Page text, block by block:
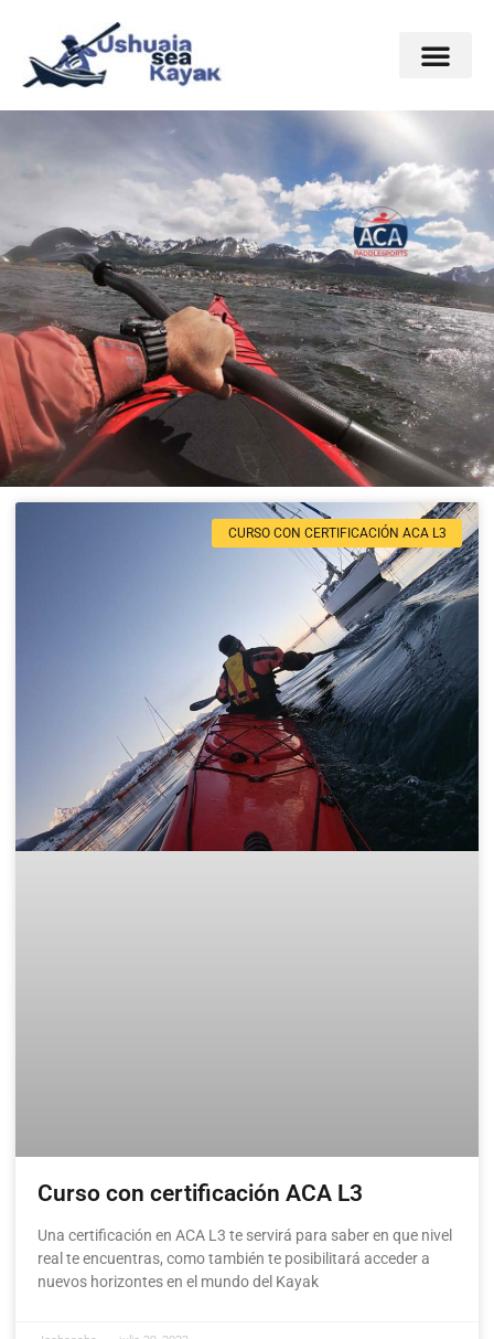
CURSO CON CERTIFICACIÓN ACA L3
Curso con certificación ACA L3
Una certificación en ACA L3 te servirá para saber en que nivel
real te encuentras, como también te posibilitará acceder a
nuevos horizontes en el mundo del Kayak